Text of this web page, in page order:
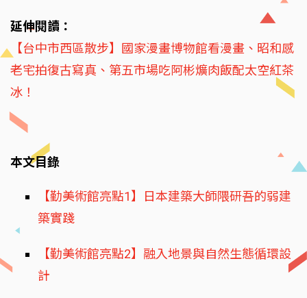
延伸閱讀：
【台中市西區散步】國家漫畫博物館看漫畫、昭和感
老宅拍復古寫真、第五市場吃阿彬爌肉飯配太空紅茶
冰！
本文目錄
【勤美術館亮點1】日本建築大師隈研吾的弱建
築實踐
【勤美術館亮點2】融入地景與自然生態循環設
計